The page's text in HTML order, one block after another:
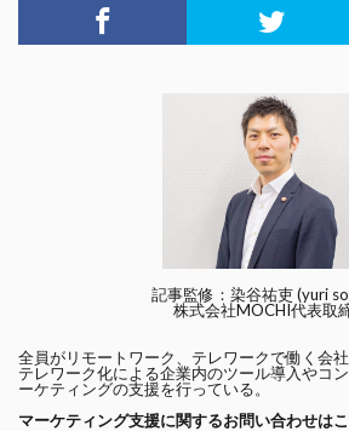
記事監修：染谷祐吏 (yuri
株式会社MOCHI代表取
全員がリモートワーク、テレワークで働く会社
テレワーク化による企業内のツール導入やコ
ーケティングの支援を行っている。
マーケティング支援に関するお問い合わせは